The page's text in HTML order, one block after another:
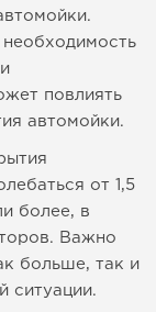
повлиять
автомойки.
от 1,5
более, в
Важно
больше, так и
ситуации.